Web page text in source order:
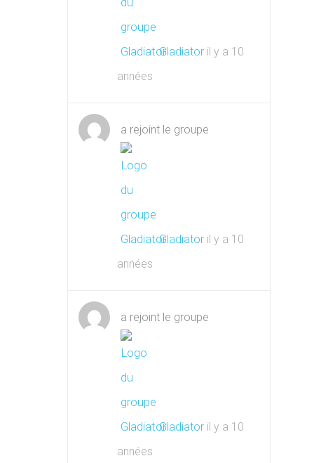
Gladiator il y a 10
années
a rejoint le groupe
Gladiator il y a 10
années
a rejoint le groupe
Gladiator il y a 10
années